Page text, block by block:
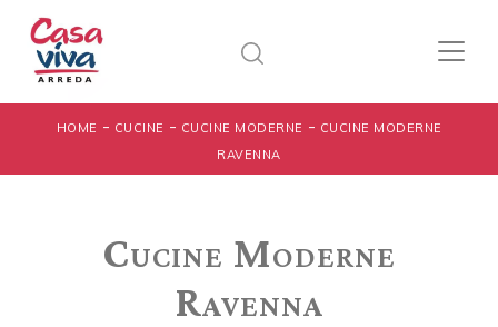
HOME - CUCINE - CUCINE MODERNE - CUCINE MODERNE
RAVENNA
Cucine Moderne
Ravenna